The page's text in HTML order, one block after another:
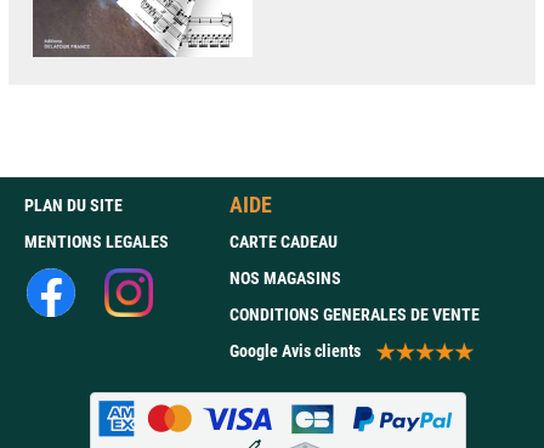
PLAN DU SITE
MENTIONS LEGALES
AIDE
CARTE CADEAU
NOS MAGASINS
CONDITIONS GENERALES DE VENTE
Google Avis clients